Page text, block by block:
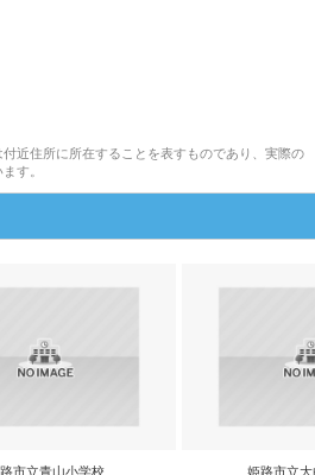
近住所に所在することを表すものであり、実際の
す。
市立青山小学校 姫路市立